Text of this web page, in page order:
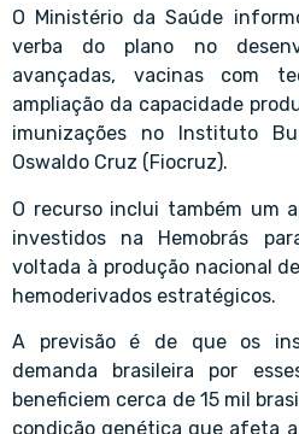
O Ministério da Saúde
verba do plano no
avançadas, vacinas com
ampliação da capacidade
imunizações no Instituto
Oswaldo Cruz (Fiocruz).
O recurso inclui também um
investidos na Hemobrás
voltada à produção nacional
hemoderivados estratégicos.
A previsão é de que os
demanda brasileira por
beneficiem cerca de 15 mil
condição genética que afeta